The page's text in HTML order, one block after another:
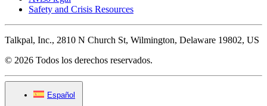
Safety and Crisis Resources
Talkpal, Inc., 2810 N Church St, Wilmington, Delaware 19802, US
© 2026 Todos los derechos reservados.
Español